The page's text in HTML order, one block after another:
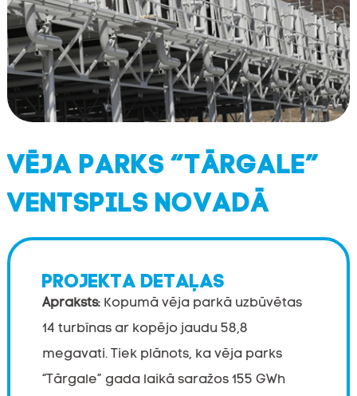
VĒJA PARKS “TĀRGALE”
VENTSPILS NOVADĀ
PROJEKTA DETAĻAS
Apraksts:Kopumā vēja parkā uzbūvētas
14 turbīnas ar kopējo jaudu 58,8
megavati. Tiek plānots, ka vēja parks
“Tārgale” gada laikā saražos 155 GWh